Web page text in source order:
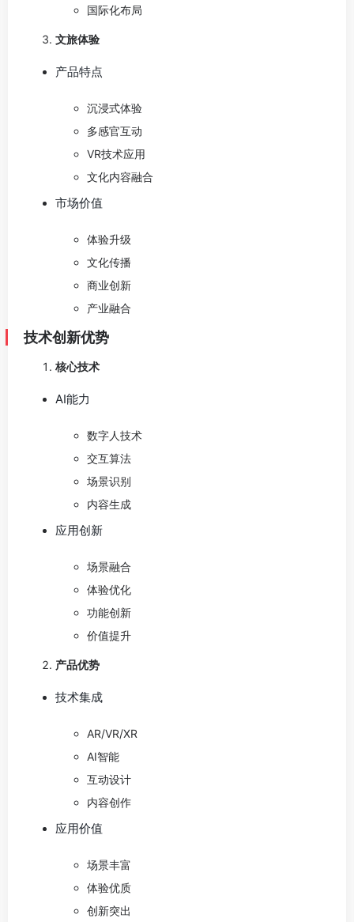
国际化布局
文旅体验
产品特点
沉浸式体验
多感官互动
VR技术应用
文化内容融合
市场价值
体验升级
文化传播
商业创新
产业融合
技术创新优势
核心技术
AI能力
数字人技术
交互算法
场景识别
内容生成
应用创新
场景融合
体验优化
功能创新
价值提升
产品优势
技术集成
AR/VR/XR
AI智能
互动设计
内容创作
应用价值
场景丰富
体验优质
创新突出